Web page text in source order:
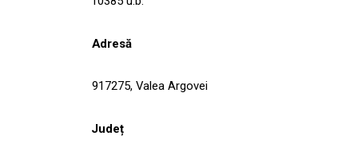
Adresă
917275, Valea Argovei
Județ